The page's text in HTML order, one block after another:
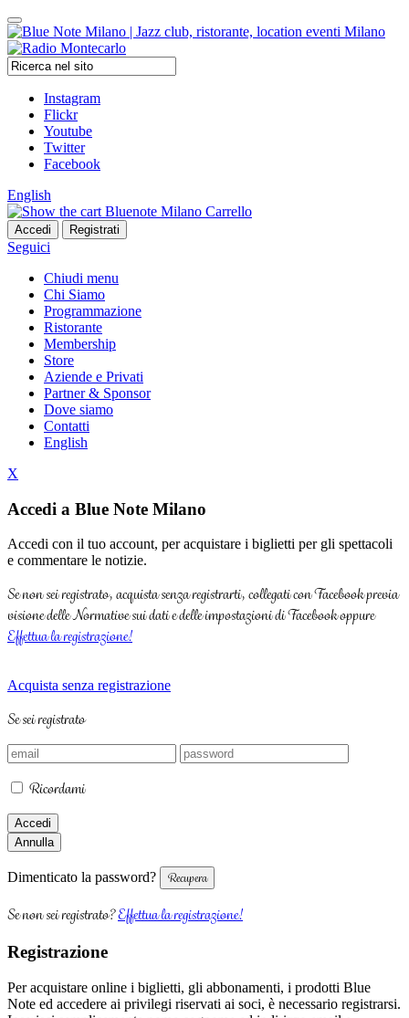
Instagram
Flickr
Youtube
Twitter
Facebook
English
Carrello
Seguici
Chiudi menu
Chi Siamo
Programmazione
Ristorante
Membership
Store
Aziende e Privati
Partner & Sponsor
Dove siamo
Contatti
English
X
Accedi a Blue Note Milano
Accedi con il tuo account, per acquistare i biglietti per gli spettacoli
e commentare le notizie.
Se non sei registrato, acquista senza registrarti, collegati con Facebook previa
visione delle Normative sui dati e delle impostazioni di Facebook oppure
Effettua la registrazione!
Acquista senza registrazione
Se sei registrato
Ricordami
Dimenticato la password?
Se non sei registrato?Effettua la registrazione!
Registrazione
Per acquistare online i biglietti, gli abbonamenti, i prodotti Blue
Note ed accedere ai privilegi riservati ai soci, è necessario registrarsi.